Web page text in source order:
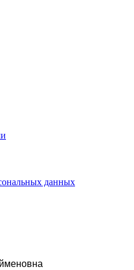
данных